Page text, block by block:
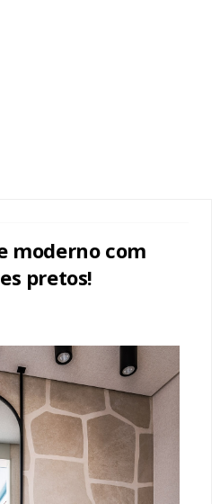
moderno com
pretos!